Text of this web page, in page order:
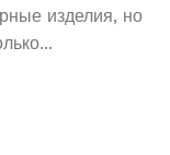
изделия, но